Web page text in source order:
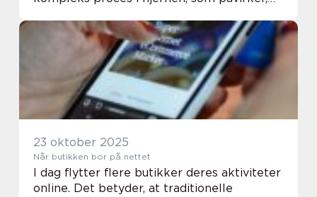
bagefter. Fra de hurti...
23 oktober 2025
Når butikken bor på nettet
I dag flytter flere butikker deres aktiviteter
online. Det betyder, at traditionelle